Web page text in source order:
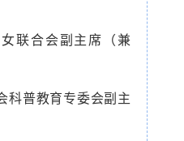
联合会副主席（兼
科普教育专委会副主